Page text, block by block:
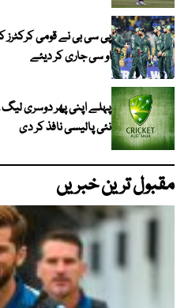
پی سی بی نے قومی کرکٹرز
او سی جاری کر دیئے
پہلے اپنی پھر دوسری
نئی پالیسی نافذ کر دی
مقبول ترین خبریں